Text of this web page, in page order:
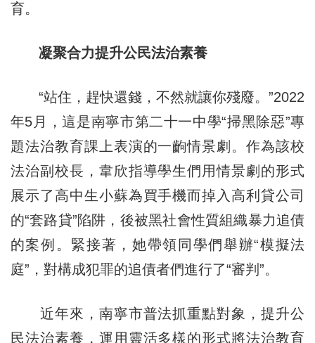
育。
凝聚合力提升公民法治素養
“站住，趕快還錢，不然就讓你殘廢。”2022
年5月，這是南寧市第二十一中學“掃黑除惡”專
題法治教育課上表演的一齣情景劇。作為該校
法治副校長，韋欣指導學生們用情景劇的形式
展示了高中生小蘇為買手機而掉入高利貸公司
的“套路貸”陷阱，後被黑社會性質組織暴力追債
的案例。緊接著，她帶領同學們舉辦“模擬法
庭”，對構成犯罪的追債者們進行了“審判”。
近年來，南寧市普法抓重點對象，提升公
民法治素養，運用靈活多樣的形式將法治教育